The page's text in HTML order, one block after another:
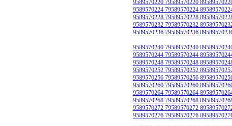
9589570220 79589570220
9589570224 79589570224
9589570228 79589570228
9589570232 79589570232
9589570236 79589570236
9589570240 79589570240
9589570244 79589570244
9589570248 79589570248
9589570252 79589570252
9589570256 79589570256
9589570260 79589570260
9589570264 79589570264
9589570268 79589570268
9589570272 79589570272
9589570276 79589570276